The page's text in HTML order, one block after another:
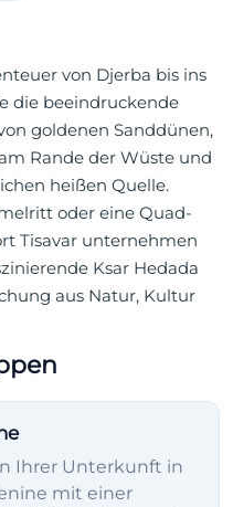
von Djerba bis ins
die beeindruckende
goldenen Sanddünen,
Rande der Wüste und
heißen Quelle.
oder eine Quad-
Tisavar unternehmen
Ksar Hedada
aus Natur, Kultur
Ihrer Unterkunft in
mit einer